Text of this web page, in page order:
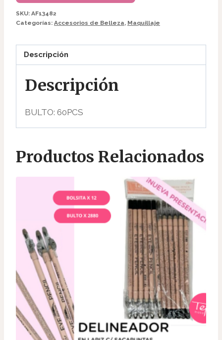
SOPORTE
AF13482
SKU: AF13482
Categorías: Accesorios de Belleza, Maquillaje
Descripción
Descripción
BULTO: 60PCS
Productos Relacionados